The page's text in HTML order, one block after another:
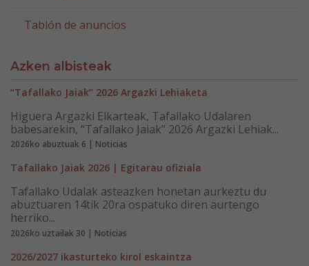
Tablón de anuncios
Azken albisteak
“Tafallako Jaiak” 2026 Argazki Lehiaketa
Higuera Argazki Elkarteak, Tafallako Udalaren
babesarekin, “Tafallako Jaiak” 2026 Argazki Lehiak...
2026ko abuztuak 6 | Noticias
Tafallako Jaiak 2026 | Egitarau ofiziala
Tafallako Udalak asteazken honetan aurkeztu du
abuztuaren 14tik 20ra ospatuko diren aurtengo
herriko...
2026ko uztailak 30 | Noticias
2026/2027 ikasturteko kirol eskaintza